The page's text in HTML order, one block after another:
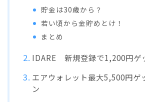
貯金は30歳から？
若い頃から金貯めとけ！
まとめ
IDARE 新規登録で1,200円ゲ
エアウォレット最大5,500円ゲ
ン